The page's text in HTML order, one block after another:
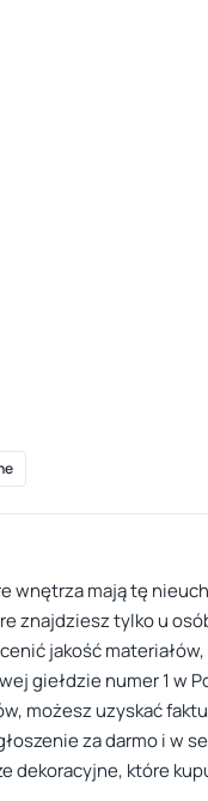
wnętrza mają tę
tylko u
jakość
giełdzie numer 1
możesz uzyskać
za darmo i w
dekoracyjne, które